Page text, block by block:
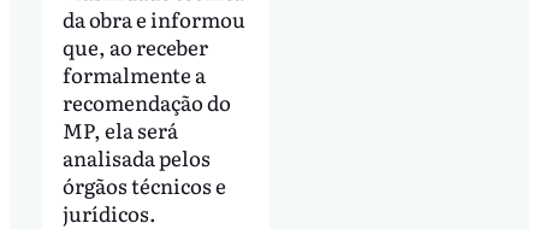
da obra e informou
que, ao receber
formalmente a
recomendação do
MP, ela será
analisada pelos
órgãos técnicos e
jurídicos.